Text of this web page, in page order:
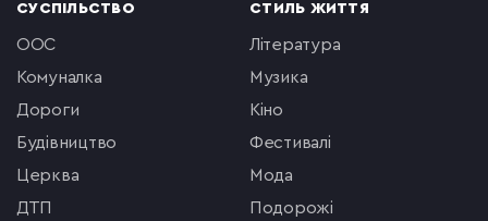
СУСПІЛЬСТВО
ООС
комуналка
Дороги
будівництво
церква
ДТП
СТИЛЬ ЖИТТЯ
література
музика
кіно
фестивалі
мода
подорожі